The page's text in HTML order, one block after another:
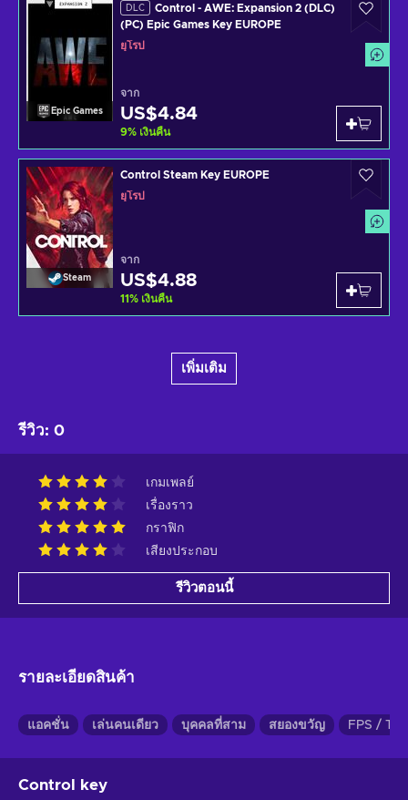
Epic Games
DLC
Control - AWE: Expansion 2 (DLC)
(PC) Epic Games Key EUROPE
ยุโรป
จาก
US$4.84
9% เงินคืน
Steam
Control Steam Key EUROPE
ยุโรป
จาก
US$4.88
11% เงินคืน
เพิ่มเติม
รีวิว: 0
เกมเพลย์
เรื่องราว
กราฟิก
เสียงประกอบ
รีวิวตอนนี้
รายละเอียดสินค้า
แอคชั่น เล่นคนเดียว บุคคลที่สาม สยองขวัญ FPS /
Control key